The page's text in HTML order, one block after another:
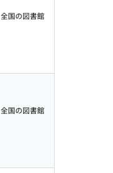
全国の図書館
全国の図書館